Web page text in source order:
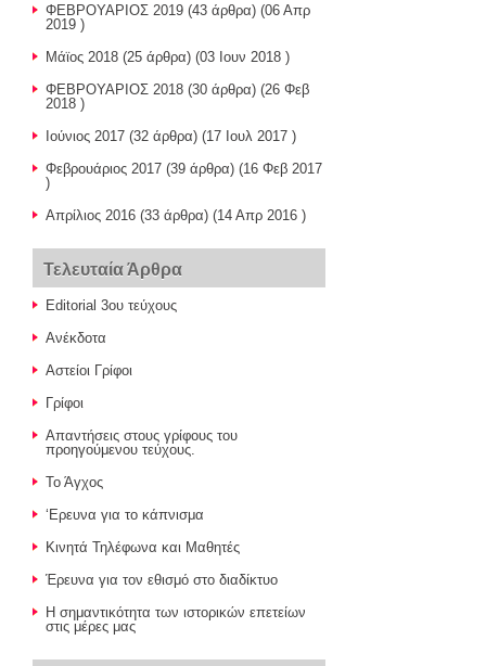
ΦΕΒΡΟΥΑΡΙΟΣ 2019 (43 άρθρα) (06 Απρ
2019 )
Μάϊος 2018 (25 άρθρα) (03 Ιουν 2018 )
ΦΕΒΡΟΥΑΡΙΟΣ 2018 (30 άρθρα) (26 Φεβ
2018 )
Ιούνιος 2017 (32 άρθρα) (17 Ιουλ 2017 )
Φεβρουάριος 2017 (39 άρθρα) (16 Φεβ 2017
)
Απρίλιος 2016 (33 άρθρα) (14 Απρ 2016 )
Τελευταία Άρθρα
Editorial 3ου τεύχους
Ανέκδοτα
Αστείοι Γρίφοι
Γρίφοι
Απαντήσεις στους γρίφους του
προηγούμενου τεύχους.
Το Άγχος
‘Ερευνα για το κάπνισμα
Κινητά Τηλέφωνα και Μαθητές
Έρευνα για τον εθισμό στο διαδίκτυο
H σημαντικότητα των ιστορικών επετείων
στις μέρες μας